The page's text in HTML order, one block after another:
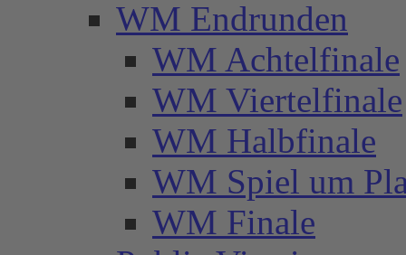
WM Endrunden
WM Achtelfinale
WM Viertelfinale
WM Halbfinale
WM Spiel um
WM Finale